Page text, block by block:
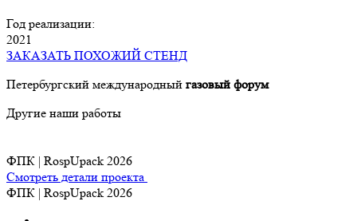
Год реализации:
2021
ЗАКАЗАТЬ ПОХОЖИЙ СТЕНД
Петербургский международный газовый форум
Другие наши работы
ФПК | RospUpack 2026
Смотреть детали проекта
ФПК | RospUpack 2026